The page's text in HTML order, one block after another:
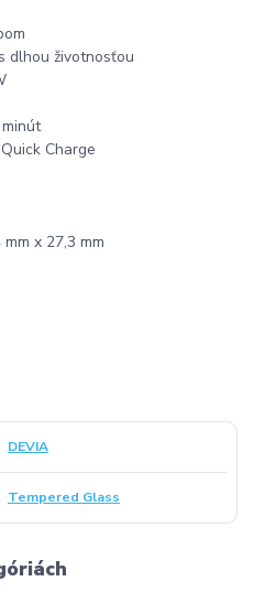
dlhou životnosťou
Charge
x 27,3 mm
DEVIA
Tempered Glass